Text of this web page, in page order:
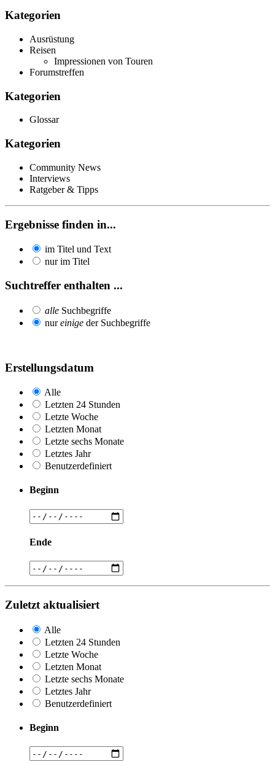
Kategorien
Ausrüstung
Reisen
Impressionen von Touren
Forumstreffen
Kategorien
Glossar
Kategorien
Community News
Interviews
Ratgeber & Tipps
Ergebnisse finden in...
im Titel und Text
nur im Titel
Suchtreffer enthalten ...
alle Suchbegriffe
nureinige der Suchbegriffe
Erstellungsdatum
Alle
Letzten 24 Stunden
Letzte Woche
Letzten Monat
Letzte sechs Monate
Letztes Jahr
Benutzerdefiniert
Beginn
Ende
Zuletzt aktualisiert
Alle
Letzten 24 Stunden
Letzte Woche
Letzten Monat
Letzte sechs Monate
Letztes Jahr
Benutzerdefiniert
Beginn